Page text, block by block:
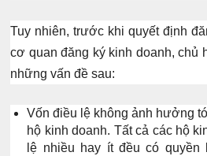
Tuy nhiên, trước khi quyết định
cơ quan đăng ký kinh doanh, chủ
những vấn đề sau:
Vốn điều lệ không ảnh hưởng
hộ kinh doanh. Tất cả các hộ
lệ nhiều hay ít đều có